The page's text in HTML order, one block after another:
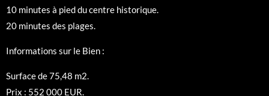
10 minutes à pied du centre historique.
20 minutes des plages.
Informations sur le Bien :
Surface de 75,48 m2.
Prix : 552 000 EUR.